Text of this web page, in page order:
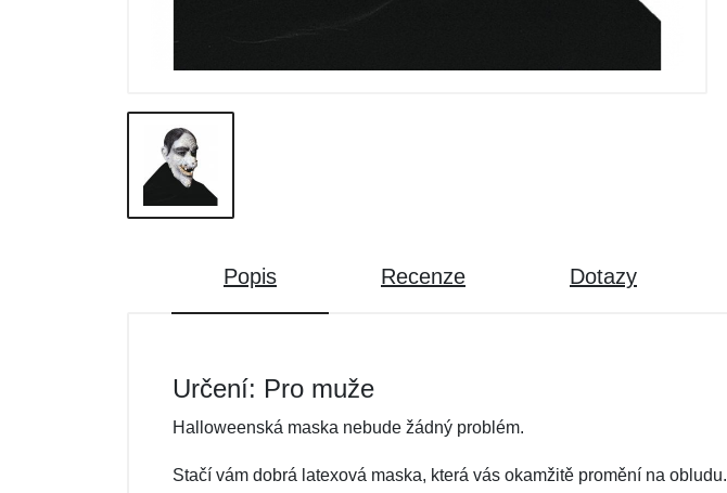
Popis Recenze Dotazy
Určení: Pro muže
Halloweenská maska nebude žádný problém.
Stačí vám dobrá latexová maska, která vás okamžitě promění na obludu.